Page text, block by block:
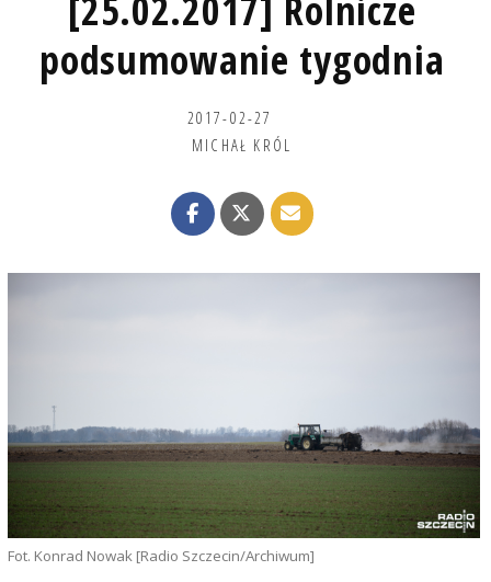
podsumowanie tygodnia
2017-02-27
MICHAŁ KRÓL
Fot. Konrad Nowak [Radio Szczecin/Archiwum]